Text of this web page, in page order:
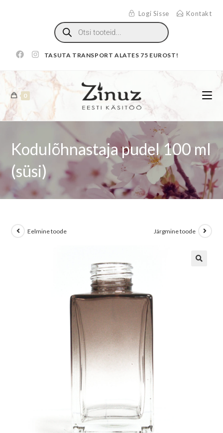
Logi Sisse Kontakt
TASUTA TRANSPORT ALATES 75 EUROST!
0
Kodulõhnastaja pudel 100 ml
(süsi)
Eelmine toode Järgmine toode